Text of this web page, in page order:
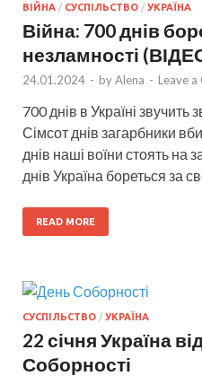
ВІЙНА / СУСПІЛЬСТВО / УКРАЇНА
Війна: 700 днів
незламності
24.01.2024 - byAlena - Leave
700 днів в Україні звучить
Сімсот днів загарбники
днів наші воїни стоять на
днів Україна бореться за
READ MORE
СУСПІЛЬСТВО / УКРАЇНА
22 січня Україна
Соборності